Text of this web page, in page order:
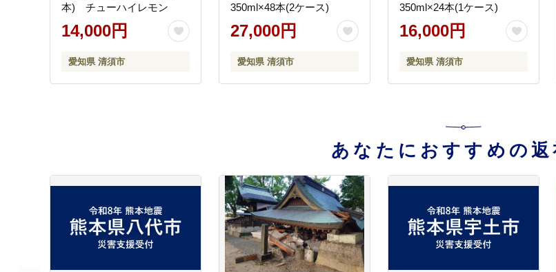
本) チューハイレモン
14,000円
愛知県 清須市
350ml×48本(2ケース)
27,000円
愛知県 清須市
350ml×24本(1ケース)
16,000円
愛知県 清須市
あなたにおすすめの返